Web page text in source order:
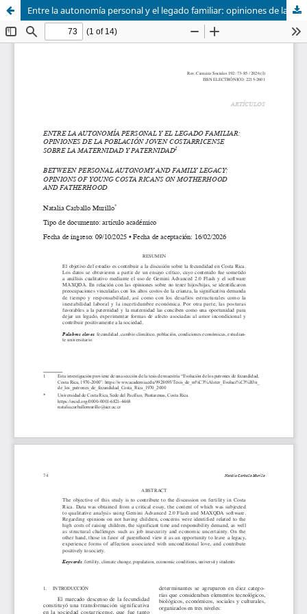
Entre la autonomía personal y el legado familiar: opiniones de la población joven costarricense sobre lamaternidad y paternidad